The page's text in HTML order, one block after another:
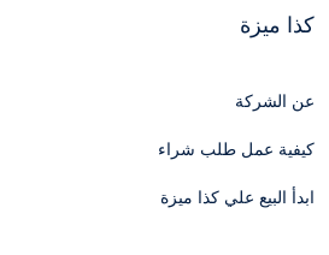
كذا ميزة
عن الشركة
كيفية عمل طلب شراء
ابدأ البيع علي كذا ميزة